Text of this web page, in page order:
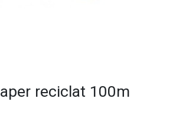
reciclat 100m